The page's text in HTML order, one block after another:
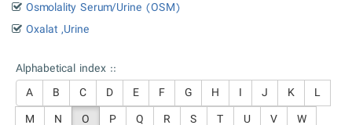
Osmolality Serum/Urine (OSM)
Oxalat ,Urine
Alphabetical index ::
A
B C D E F G H I J K
L
M
N O P Q R S T U V
W